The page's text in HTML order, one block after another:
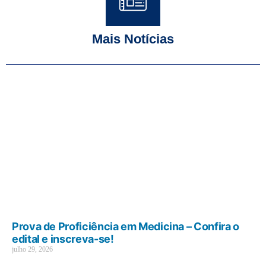
Mais Notícias
Prova de Proficiência em Medicina – Confira o
edital e inscreva-se!
julho 29, 2026